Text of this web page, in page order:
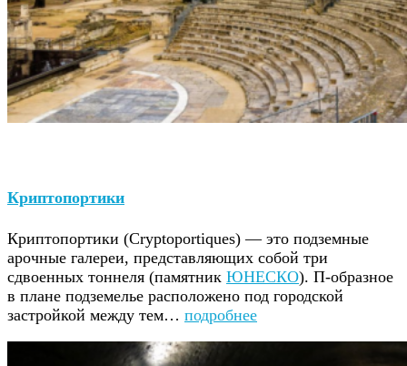
Криптопортики
Криптопортики (Cryptoportiques) — это подземные
арочные галереи, представляющих собой три
сдвоенных тоннеля (памятник ЮНЕСКО). П-образное
в плане подземелье расположено под городской
застройкой между тем… подробнее